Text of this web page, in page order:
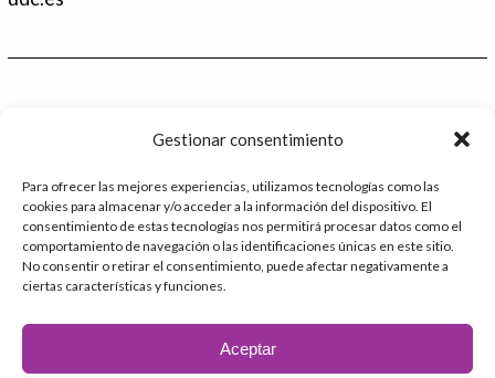
Gestionar consentimiento
Para ofrecer las mejores experiencias, utilizamos tecnologías como las
cookies para almacenar y/o acceder a la información del dispositivo. El
consentimiento de estas tecnologías nos permitirá procesar datos como el
comportamiento de navegación o las identificaciones únicas en este sitio.
No consentir o retirar el consentimiento, puede afectar negativamente a
ciertas características y funciones.
Aceptar
986 48 52 28 - Ext.2
administracion@catedrafundacioninade.org
Universidade da Coruña - Facultad de Derecho
Campus Elviña s/n
15071 – A Coruña